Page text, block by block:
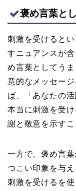
褒め言葉と
刺激を受けると
すニュアンスが
め言葉としてう
意的なメッセー
ば、「あなたの
本当に刺激を受
謝と敬意を示すこ
一方で、褒め言
つこい印象を与
刺激を受けるを